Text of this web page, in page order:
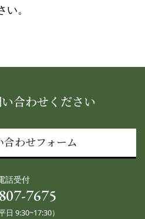
。
合わせください
合わせフォーム
話受付
7675
日 9:30~17:30）